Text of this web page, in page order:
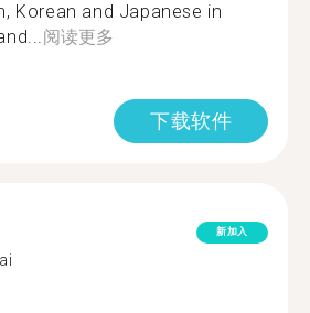
Korean and Japanese in
阅读更多
下载软件
新加入